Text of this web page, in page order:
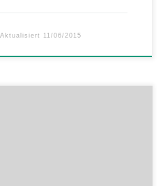
Aktualisiert 11/06/2015